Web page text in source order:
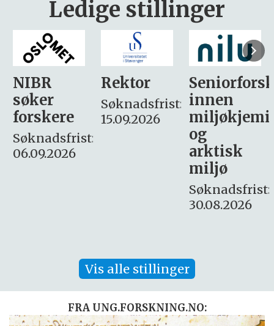
Ledige stillinger
Rektor
Søknadsfrist:
15.09.2026
Seniorforsker
innen
miljøkjemi
søker
– fast
Søknadsfrist:
16. august.
Vis alle stillinger
FRA UNG.FORSKNING.NO: